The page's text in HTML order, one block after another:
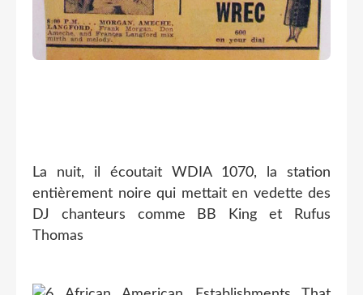
La nuit, il écoutait WDIA 1070, la station
entièrement noire qui mettait en vedette des
DJ chanteurs comme BB King et Rufus
Thomas